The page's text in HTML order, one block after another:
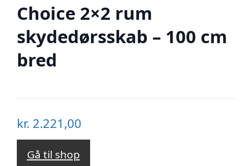
Choice 2×2 rum
skydedørsskab – 100 cm
bred
kr. 2.221,00
Gå til shop